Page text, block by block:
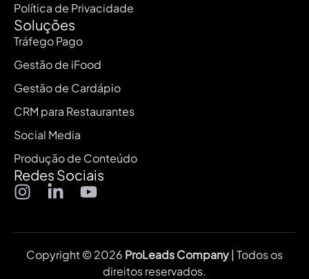
Política de Privacidade
Soluções
Tráfego Pago
Gestão de iFood
Gestão de Cardápio
CRM para Restaurantes
Social Media
Produção de Conteúdo
Redes Sociais
Copyright © 2026 ProLeads Company| Todos os
direitos reservados.